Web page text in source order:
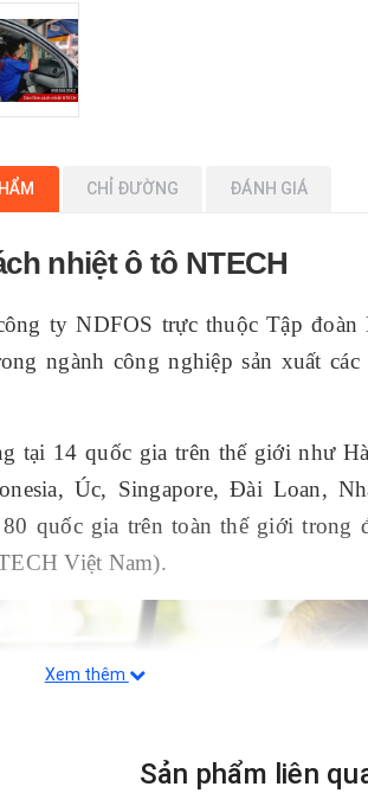
CHỈ ĐƯỜNG ĐÁNH GIÁ
nhiệt ô tô NTECH
ty NDFOS trực thuộc Tập đoàn
ngành công nghiệp sản xuất
tại 14 quốc gia trên thế giới như
Úc, Singapore, Đài Loan,
quốc gia trên toàn thế giới trong
Việt Nam).
Xem thêm
Sản phẩm liên